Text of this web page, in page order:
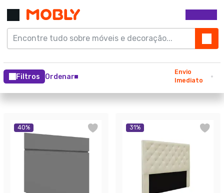
Filtros Ordenar
Envio
Imediato
40% 31%